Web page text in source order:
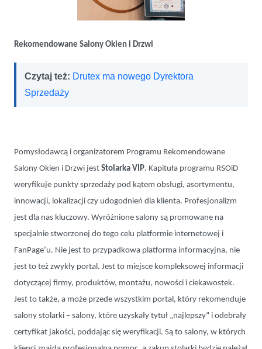
Rekomendowane Salony Okien i Drzwi
Czytaj też: Drutex ma nowego Dyrektora
Sprzedaży
Pomysłodawcą i organizatorem Programu Rekomendowane
Salony Okien i Drzwi jest Stolarka VIP. Kapituła programu RSOiD
weryfikuje punkty sprzedaży pod kątem obsługi, asortymentu,
innowacji, lokalizacji czy udogodnień dla klienta. Profesjonalizm
jest dla nas kluczowy. Wyróżnione salony są promowane na
specjalnie stworzonej do tego celu platformie internetowej i
FanPage’u. Nie jest to przypadkowa platforma informacyjna, nie
jest to też zwykły portal. Jest to miejsce kompleksowej informacji
dotyczącej firmy, produktów, montażu, nowości i ciekawostek.
Jest to także, a może przede wszystkim portal, który rekomenduje
salony stolarki – salony, które uzyskały tytuł „najlepszy” i odebrały
certyfikat jakości, poddając się weryfikacji. Są to salony, w których